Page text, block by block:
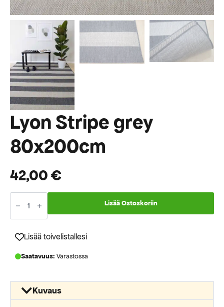
Lyon Stripe grey
80x200cm
42,00€
Lyon
Stripe
80x200cm
Lisää Ostoskoriin
Lisää toivelistallesi
Saatavuus: Varastossa
Kuvaus